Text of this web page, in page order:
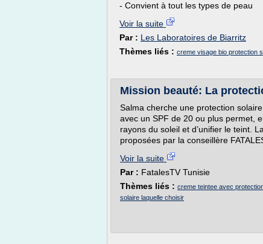
- Convient à tout les types de peau
Voir la suite
Par : Les Laboratoires de Biarritz
Thèmes liés : creme visage bio protection
Mission beauté: La
Salma cherche une protection
avec un SPF de 20 ou plus permet,
rayons du soleil et d’unifier le teint.
proposées par la conseillère
Voir la suite
Par : FatalesTV Tunisie
Thèmes liés : creme teintee avec
solaire laquelle choisir